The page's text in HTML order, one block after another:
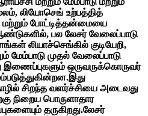
லியோசெங் உற்பத்தித்
மற்றும் போட்டித்தன்மையை
பல லேசர் வேலைப்பாடு
லியாச்செங்கில் குடியேறி,
மேம்பாடு முதல் வேலைப்பாடு
ஒருவருக்கொருவர்
சிறந்த வளர்ச்சியை அடைவது
நிறைய பொருளாதார
தருகிறது.லேசர்